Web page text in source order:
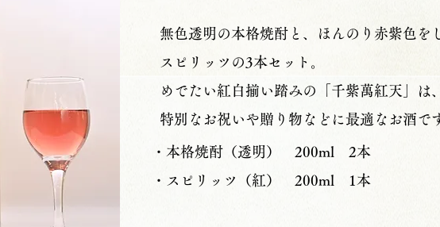
無色透明の本格焼酎と、ほんのり赤紫色を
スピリッツの3本セット。
めでたい紅白揃い踏みの「千紫萬紅天」は
特別なお祝いや贈り物などに最適なお酒で
・本格焼酎（透明） 200ml 2本
・スピリッツ（紅） 200ml 1本